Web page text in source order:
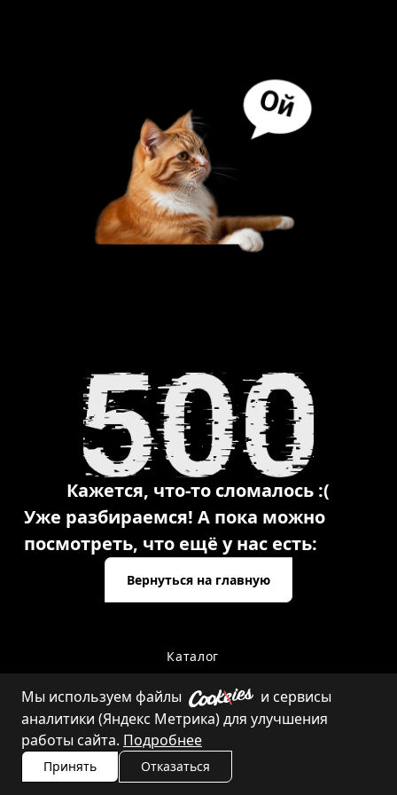
Кажется, что-то сломалось :(
Уже разбираемся! А пока можно
посмотреть, что ещё у нас есть:
Вернуться на главную
Каталог
Контакты
Мы используем файлы
и сервисы
аналитики (Яндекс Метрика) для улучшения
работы сайта. Подробнее
Принять Отказаться